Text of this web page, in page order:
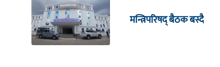
मन्त्रिपरिषद् बैठक बस्दै